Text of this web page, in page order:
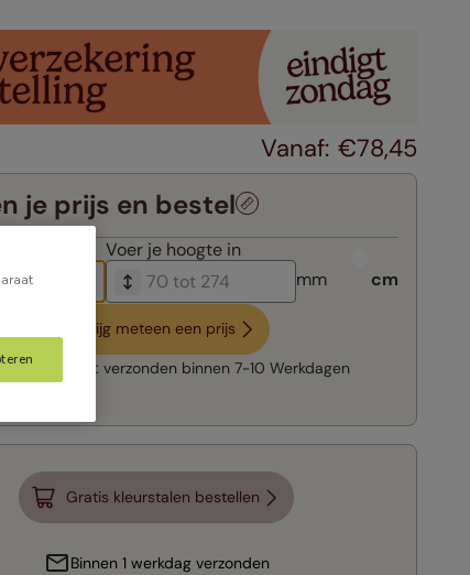
€78,45
je prijs en bestel
Voer je hoogte in
mm
cm
Krijg meteen een prijs
levering: verzonden binnen 7-10 Werkdagen
Gratis kleurstalen bestellen
Binnen 1 werkdag verzonden